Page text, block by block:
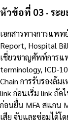
หัวข้อที่ 03 · ระ
เอกสารทางการแพ
Report, Hospital
เชี่ยวชาญศัพท์การแ
terminology, ICD-
Chain การรับรองล้ม
link ก่อนเริ่ม link ถั
ก่อนยื่น MFA สแกน
เสีย จับและซ่อมได้โ